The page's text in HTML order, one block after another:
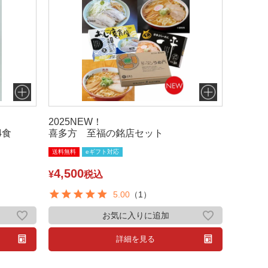
2025NEW！
喜多方 至福の銘店セット
送料無料 eギフト対応
¥4,500税込
5.00 （1）
詳細を見る
お気に入りに追加